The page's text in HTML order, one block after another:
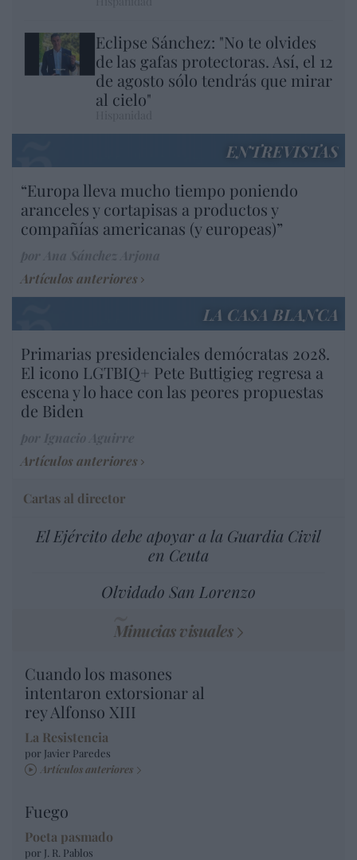
Eclipse Sánchez: "No te olvides
de las gafas protectoras. Así, el 12
de agosto sólo tendrás que mirar
al cielo"
ENTREVISTAS
“Europa lleva mucho tiempo poniendo
aranceles y cortapisas a productos y
compañías americanas (y europeas)”
Artículos anteriores
LA CASA BLANCA
Primarias presidenciales demócratas 2028.
El icono LGTBIQ+ Pete Buttigieg regresa a
escena y lo hace con las peores propuestas
de Biden
Artículos anteriores
Cartas al director
El Ejército debe apoyar a la Guardia Civil
en Ceuta
Olvidado San Lorenzo
Minucias visuales
Cuando los masones
intentaron extorsionar al
rey Alfonso XIII
La Resistencia
por Javier Paredes
Artículos anteriores
Fuego
Poeta pasmado
por J. R. Pablos